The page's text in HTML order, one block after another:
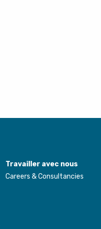
Travailler avec nous
Careers & Consultancies